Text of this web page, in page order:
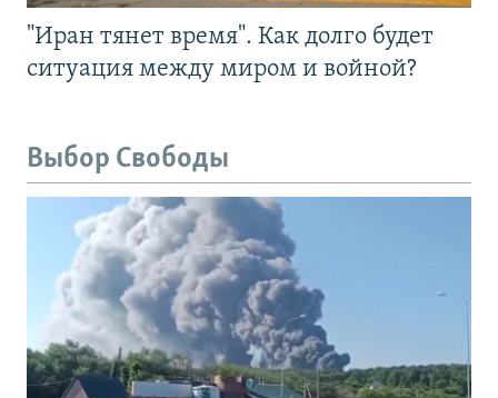
"Иран тянет время". Как долго будет
ситуация между миром и войной?
Выбор Свободы